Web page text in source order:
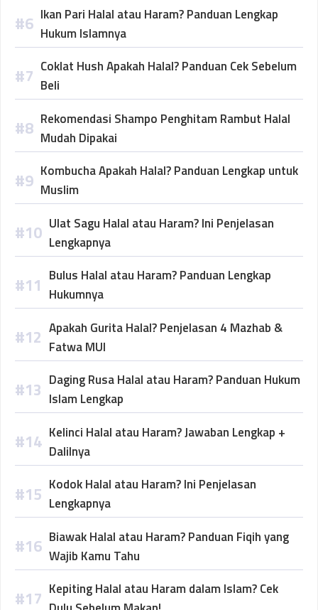
Ikan Pari Halal atau Haram? Panduan Lengkap
Hukum Islamnya
Coklat Hush Apakah Halal? Panduan Cek Sebelum
Beli
Rekomendasi Shampo Penghitam Rambut Halal
Mudah Dipakai
Kombucha Apakah Halal? Panduan Lengkap untuk
Muslim
Ulat Sagu Halal atau Haram? Ini Penjelasan
Lengkapnya
Bulus Halal atau Haram? Panduan Lengkap
Hukumnya
Apakah Gurita Halal? Penjelasan 4 Mazhab &
Fatwa MUI
Daging Rusa Halal atau Haram? Panduan Hukum
Islam Lengkap
Kelinci Halal atau Haram? Jawaban Lengkap +
Dalilnya
Kodok Halal atau Haram? Ini Penjelasan
Lengkapnya
Biawak Halal atau Haram? Panduan Fiqih yang
Wajib Kamu Tahu
Kepiting Halal atau Haram dalam Islam? Cek